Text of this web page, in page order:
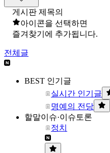
게시판 제목의
아이콘을 선택하면
즐겨찾기에 추가됩니다.
전체글
BEST 인기글
실시간 인기글
명예의 전당
할말이슈·이슈토론
정치